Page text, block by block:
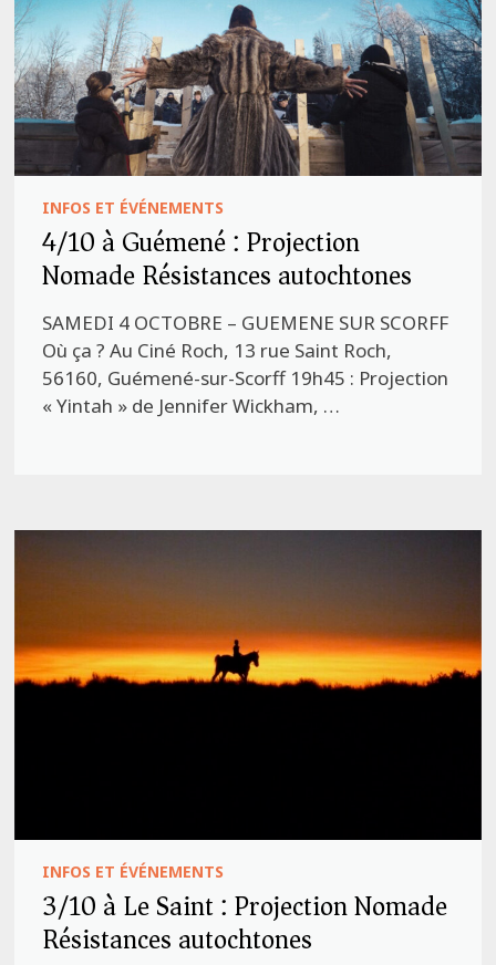
INFOS ET ÉVÉNEMENTS
4/10 à Guémené : Projection
Nomade Résistances autochtones
SAMEDI 4 OCTOBRE – GUEMENE SUR SCORFF
Où ça ? Au Ciné Roch, 13 rue Saint Roch,
56160, Guémené-sur-Scorff 19h45 : Projection
« Yintah » de Jennifer Wickham, …
INFOS ET ÉVÉNEMENTS
3/10 à Le Saint : Projection Nomade
Résistances autochtones